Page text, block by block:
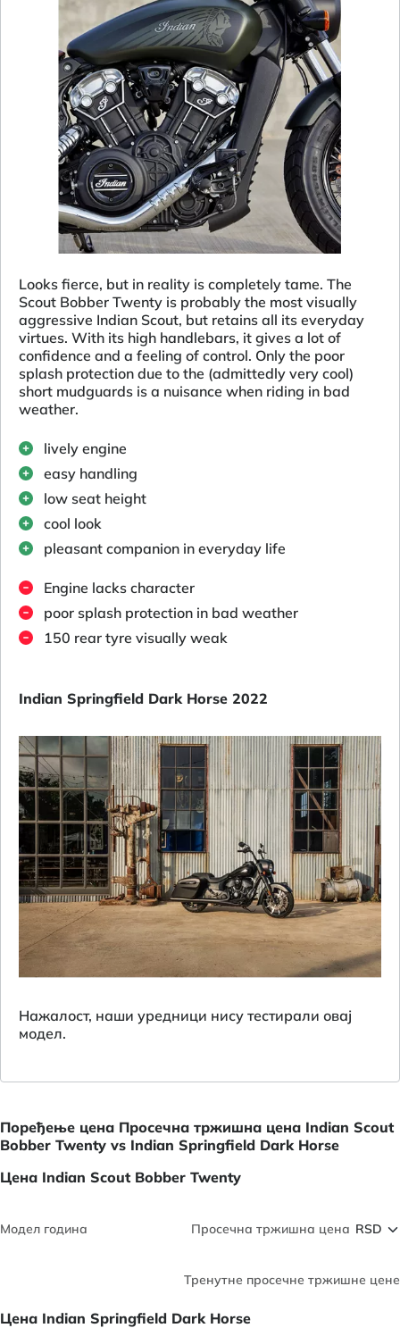
Looks fierce, but in reality is completely tame. The
Scout Bobber Twenty is probably the most visually
aggressive Indian Scout, but retains all its everyday
virtues. With its high handlebars, it gives a lot of
confidence and a feeling of control. Only the poor
splash protection due to the (admittedly very cool)
short mudguards is a nuisance when riding in bad
weather.
lively engine
easy handling
low seat height
cool look
pleasant companion in everyday life
Engine lacks character
poor splash protection in bad weather
150 rear tyre visually weak
Indian Springfield Dark Horse 2022
Нажалост, наши уредници нису тестирали овај
модел.
Поређење цена Просечна тржишна цена Indian Scout
Bobber Twenty vs Indian Springfield Dark Horse
Цена Indian Scout Bobber Twenty
Модел година Просечна тржишна цена
Тренутне просечне тржишне цене
Цена Indian Springfield Dark Horse